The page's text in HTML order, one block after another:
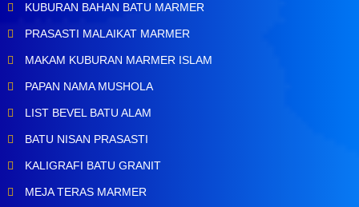
KUBURAN BAHAN BATU MARMER
PRASASTI MALAIKAT MARMER
MAKAM KUBURAN MARMER ISLAM
PAPAN NAMA MUSHOLA
LIST BEVEL BATU ALAM
BATU NISAN PRASASTI
KALIGRAFI BATU GRANIT
MEJA TERAS MARMER